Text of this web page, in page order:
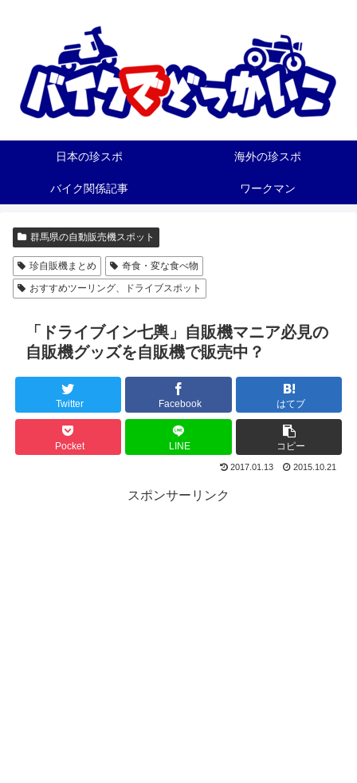
日本の珍スポ 海外の珍スポ
バイク関係記事 ワークマン
群馬県の自動販売機スポット
珍自販機まとめ
奇食・変な食べ物
おすすめツーリング、ドライブスポット
「ドライブイン七輿」自販機マニア必見の
自販機グッズを自販機で販売中？
Twitter Facebook はてブ
Pocket LINE コピー
2017.01.13 2015.10.21
スポンサーリンク